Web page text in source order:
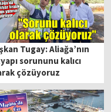
Tugay: Aliağa’nın
sorununu kalıcı
çözüyoruz